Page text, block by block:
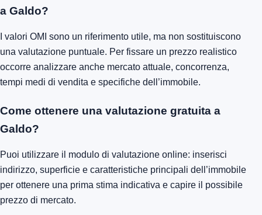
a Galdo?
I valori OMI sono un riferimento utile, ma non sostituiscono
una valutazione puntuale. Per fissare un prezzo realistico
occorre analizzare anche mercato attuale, concorrenza,
tempi medi di vendita e specifiche dell’immobile.
Come ottenere una valutazione gratuita a
Galdo?
Puoi utilizzare il modulo di valutazione online: inserisci
indirizzo, superficie e caratteristiche principali dell’immobile
per ottenere una prima stima indicativa e capire il possibile
prezzo di mercato.